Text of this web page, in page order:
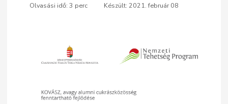
Olvasási idő: 3 perc Készült: 2021. február 08